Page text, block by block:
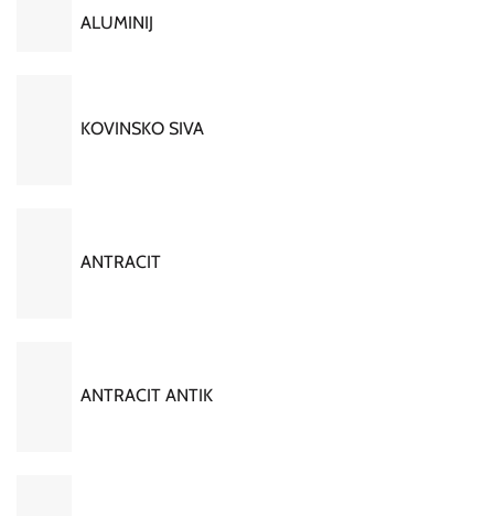
ALUMINIJ
KOVINSKO SIVA
ANTRACIT
ANTRACIT ANTIK